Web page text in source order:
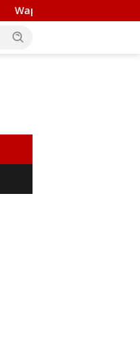
Tinjau Pembangunan